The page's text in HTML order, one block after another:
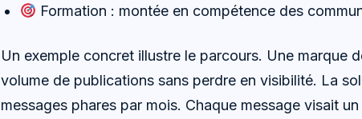
Formation : montée en compétence des
Un exemple concret illustre le parcours. Une marque
volume de publications sans perdre en visibilité. La
messages phares par mois. Chaque message visait